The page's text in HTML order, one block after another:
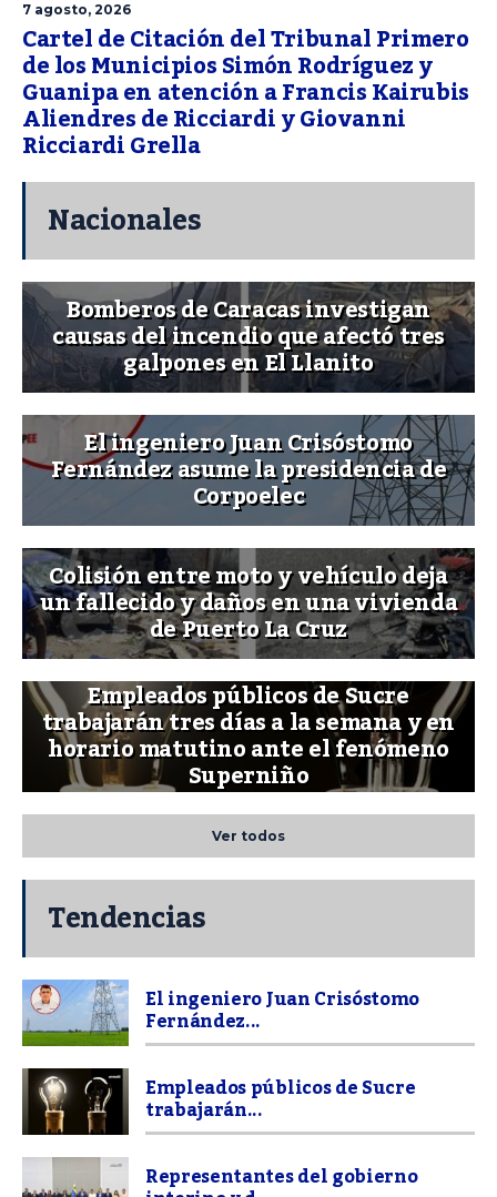
7 agosto, 2026
Cartel de Citación del Tribunal Primero
de los Municipios Simón Rodríguez y
Guanipa en atención a Francis Kairubis
Aliendres de Ricciardi y Giovanni
Ricciardi Grella
Nacionales
Bomberos de Caracas investigan
causas del incendio que afectó tres
galpones en El Llanito
El ingeniero Juan Crisóstomo
Fernández asume la presidencia de
Corpoelec
Colisión entre moto y vehículo deja
un fallecido y daños en una vivienda
de Puerto La Cruz
Empleados públicos de Sucre
trabajarán tres días a la semana y en
horario matutino ante el fenómeno
Superniño
Ver todos
Tendencias
El ingeniero Juan Crisóstomo
Fernández...
Empleados públicos de Sucre
trabajarán...
Representantes del gobierno